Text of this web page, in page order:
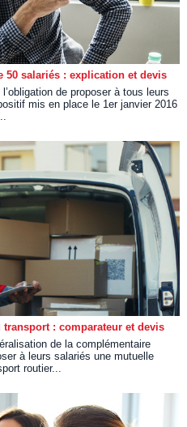
50 salariés : explication et devis
de proposer à tous leurs
mis en place le 1er janvier 2016
: comparateur et devis
de la complémentaire
à leurs salariés une mutuelle
routier...